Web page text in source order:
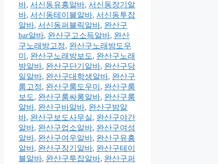
바, 서신동유흥알바, 서신동장기알
바, 서신동테이블알바, 서신동투잡
알바, 서신동퍼블릭알바, 완산구
bar알바, 완산구고소득알바, 완산
구노래방고정, 완산구노래방도우
미 , 완산구노래방보도, 완산구노래
방알바, 완산구단기알바, 완산구당
일알바, 완산구대학생알바, 완산구
룸고정, 완산구룸도우미 , 완산구룸
보도, 완산구룸싸롱알바, 완산구룸
알바, 완산구바알바, 완산구밤알
바, 완산구보도사무실, 완산구야간
알바, 완산구업소알바, 완산구여성
알바, 완산구여우알바, 완산구유흥
알바, 완산구장기알바, 완산구테이
블알바, 완산구투잡알바, 완산구퍼